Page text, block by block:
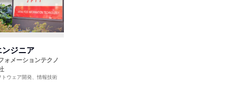
ンジニア
ォメーションテクノ
トウェア開発、情報技術